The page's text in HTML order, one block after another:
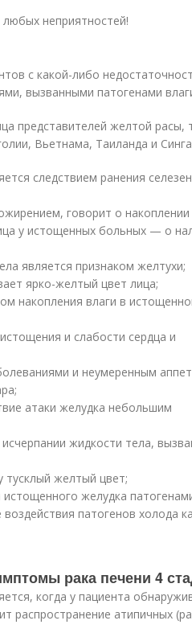
неприятностей!
с какой-либо
вызванными патогенами
представителей желтой расы,
Вьетнама, Таиланда и
следствием ранения
говорит о
у истощенных больных — о
является признаком желтухи;
ярко-желтый цвет лица;
накопления влаги в
и слабости сердца и
и неумеренным
атаки желудка небольшим
жидкости тела,
тусклый желтый цвет;
желудка
патогенов холода
рака печени 4
когда у пациента
распространение атипичных